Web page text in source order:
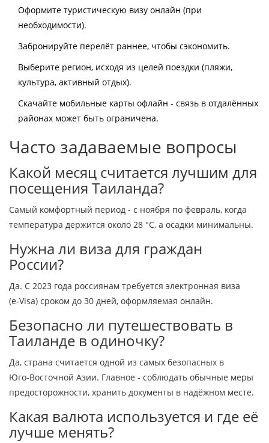
Оформите туристическую визу онлайн (при
необходимости).
Забронируйте перелёт раннее, чтобы сэкономить.
Выберите регион, исходя из целей поездки (пляжи,
культура, активный отдых).
Скачайте мобильные карты офлайн - связь в отдалённых
районах может быть ограничена.
Часто задаваемые вопросы
Какой месяц считается лучшим для
посещения Таиланда?
Самый комфортный период - с ноября по февраль, когда
температура держится около 28 °C, а осадки минимальны.
Нужна ли виза для граждан
России?
Да. С 2023 года россиянам требуется электронная виза
(e‑Visa) сроком до 30 дней, оформляемая онлайн.
Безопасно ли путешествовать в
Таиланде в одиночку?
Да, страна считается одной из самых безопасных в
Юго‑Восточной Азии. Главное - соблюдать обычные меры
предосторожности, хранить документы в надёжном месте.
Какая валюта используется и где её
лучше менять?